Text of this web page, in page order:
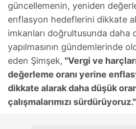
güncellemenin, yeniden
enflasyon hedeflerini dikkate
imkanları doğrultusunda daha
yapılmasının gündemlerinde
eden Şimşek, "Vergi ve
değerleme oranı yerine
dikkate alarak daha düşük
çalışmalarımızı sürdürüyoruz."